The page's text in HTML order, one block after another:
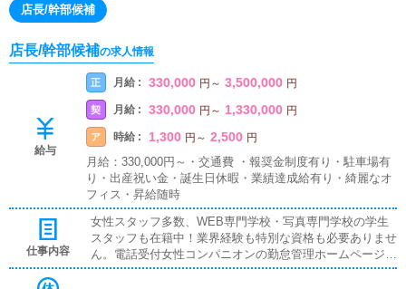
店長/幹部候補
店長/幹部候補の求人情報
給与
正 月給 : 330,000 円 ～ 3,500,000 円
契 月給 : 330,000 円 ～ 1,330,000 円
ア 時給 : 1,300 円 ～ 2,500 円
月給：330,000円～・交通費 ・報奨金制度有り・駐車場有
り・出産祝い金・誕生日休暇・業績達成給有り・綺麗なオ
フィス・昇給随時
仕事内容
女性スタッフ多数、WEB専門学校・写真専門学校の学生
スタッフも在籍中！業界経験も特別な資格も必要ありませ
ん。電話受付女性コンパニオンの勤怠管理ホームページ更
新イベント企画提案ホームページ作成など